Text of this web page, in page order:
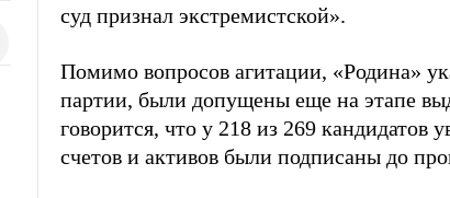
суд признал экстремистской».
Помимо вопросов агитации, «Родина»
партии, были допущены еще на этапе
говорится, что у 218 из 269 кандидатов
счетов и активов были подписаны до